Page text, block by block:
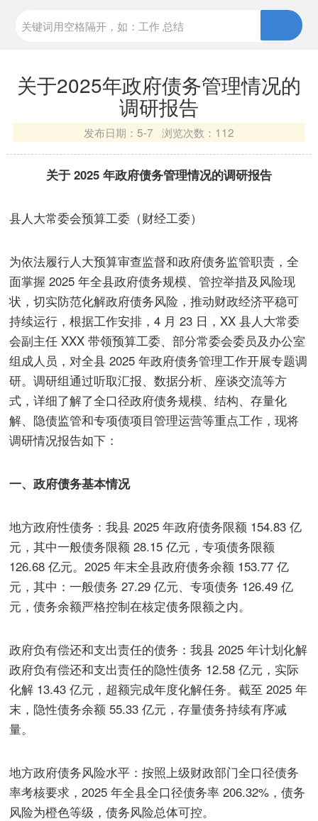
关于2025年政府债务管理情况的
调研报告
发布日期： 5-7 浏览次数： 112
关于 2025 年政府债务管理情况的调研报告
县人大常委会预算工委（财经工委）
为依法履行人大预算审查监督和政府债务监管职责，全
面掌握 2025 年全县政府债务规模、管控举措及风险现
状，切实防范化解政府债务风险，推动财政经济平稳可
持续运行，根据工作安排，4 月 23 日，XX 县人大常委
会副主任 XXX 带领预算工委、部分常委会委员及办公室
组成人员，对全县 2025 年政府债务管理工作开展专题调
研。调研组通过听取汇报、数据分析、座谈交流等方
式，详细了解了全口径政府债务规模、结构、存量化
解、隐债监管和专项债项目管理运营等重点工作，现将
调研情况报告如下：
一、政府债务基本情况
地方政府性债务：我县 2025 年政府债务限额 154.83 亿
元，其中一般债务限额 28.15 亿元，专项债务限额
126.68 亿元。2025 年末全县政府债务余额 153.77 亿
元，其中：一般债务 27.29 亿元、专项债务 126.49 亿
元，债务余额严格控制在核定债务限额之内。
政府负有偿还和支出责任的债务：我县 2025 年计划化解
政府负有偿还和支出责任的隐性债务 12.58 亿元，实际
化解 13.43 亿元，超额完成年度化解任务。截至 2025 年
末，隐性债务余额 55.33 亿元，存量债务持续有序减
量。
地方政府债务风险水平：按照上级财政部门全口径债务
率考核要求，2025 年全县全口径债务率 206.32%，债务
风险为橙色等级，债务风险总体可控。